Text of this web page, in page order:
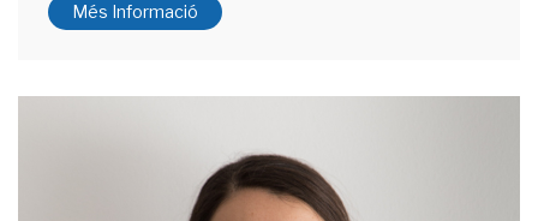
Més Informació